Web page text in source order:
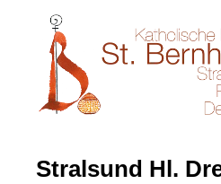
Stralsund Hl.